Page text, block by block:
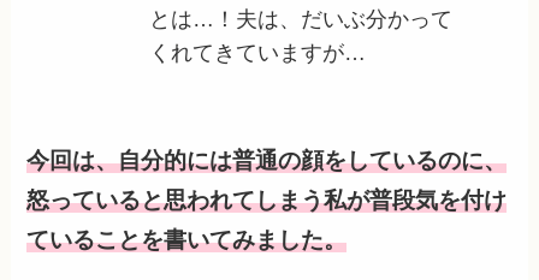
とは…！夫は、だいぶ分かって
くれてきていますが…
今回は、自分的には普通の顔をしているのに、
怒っていると思われてしまう私が普段気を付け
ていることを書いてみました。